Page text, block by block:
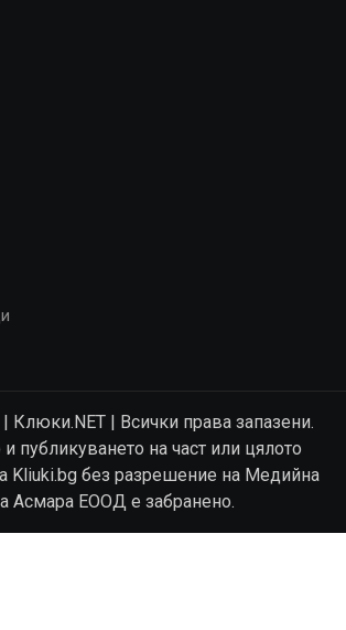
Клюки.NET | Всички права запазени.
публикуването на част или цялото
Kliuki.bg без разрешение на Медийна
Асмара ЕООД е забранено.